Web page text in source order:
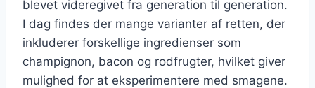
blevet videregivet fra generation til generation.
I dag findes der mange varianter af retten, der
inkluderer forskellige ingredienser som
champignon, bacon og rodfrugter, hvilket giver
mulighed for at eksperimentere med smagene.